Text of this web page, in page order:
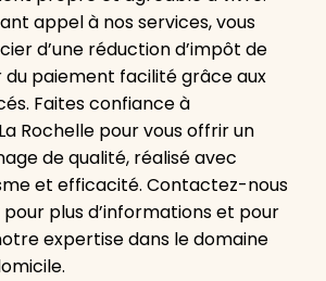
appel à nos services, vous
d’une réduction d’impôt de
du paiement facilité grâce aux
Faites confiance à
La Rochelle pour vous offrir un
de qualité, réalisé avec
et efficacité. Contactez-nous
pour plus d’informations et pour
expertise dans le domaine